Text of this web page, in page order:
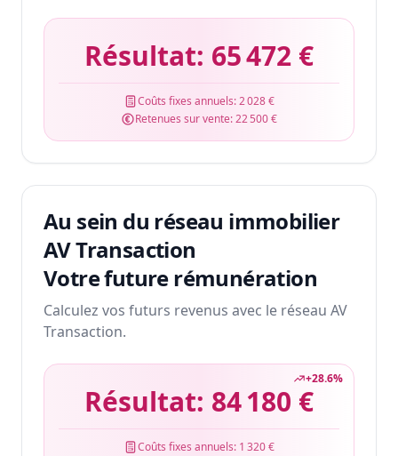
Résultat: 65 472 €
Coûts fixes annuels:2 028 €
Retenues sur vente:22 500 €
Au sein du réseau immobilier
AV Transaction
Votre future rémunération
Calculez vos futurs revenus avec le réseau AV
Transaction.
+28.6%
Résultat: 84 180 €
Coûts fixes annuels: 1 320 €